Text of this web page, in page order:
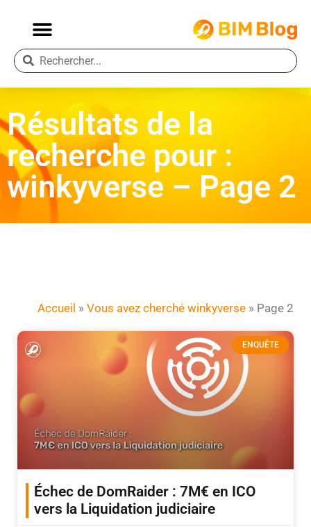
Résultats de la
recherche pour :
winkyverse – Page 2
Accueil » Vous avez cherché winkyverse » Page 2
ENQUÊTE
Échec de DomRaider : 7M€ en ICO
vers la Liquidation judiciaire